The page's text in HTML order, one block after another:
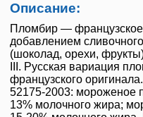
Описание:
Пломбир —
добавлением
(шоколад, орехи,
III. Русская вариация
французского
52175-2003: мороженое
13% молочного жира;